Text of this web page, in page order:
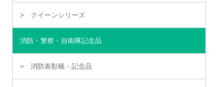
クイーンシリーズ
消防・警察・自衛隊記念品
消防表彰楯・記念品